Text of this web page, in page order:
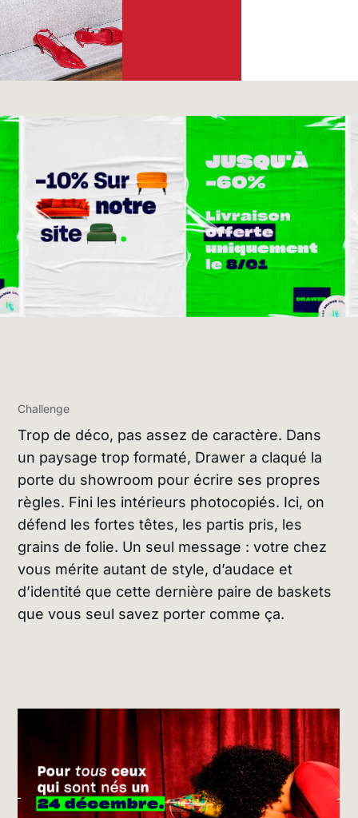
Challenge
Trop de déco, pas assez de caractère. Dans
un paysage trop formaté, Drawer a claqué la
porte du showroom pour écrire ses propres
règles. Fini les intérieurs photocopiés. Ici, on
défend les fortes têtes, les partis pris, les
grains de folie. Un seul message : votre chez
vous mérite autant de style, d’audace et
d’identité que cette dernière paire de baskets
que vous seul savez porter comme ça.